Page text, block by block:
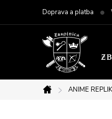
Doprava a platba
Domov
ANIME